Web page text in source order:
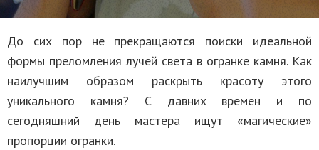
До сих пор не прекращаются поиски идеальной
формы преломления лучей света в огранке камня. Как
наилучшим образом раскрыть красоту этого
уникального камня? С давних времен и по
сегодняшний день мастера ищут «магические»
пропорции огранки.